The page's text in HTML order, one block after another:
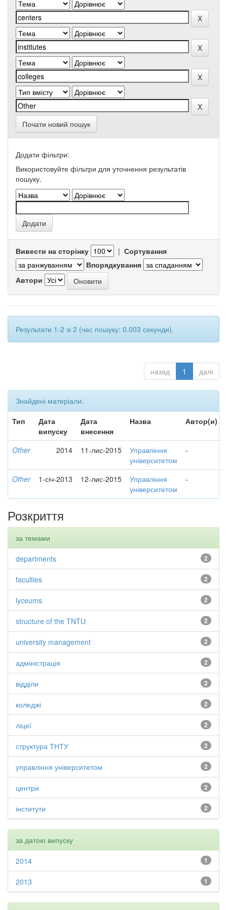
Почати новий пошук
Додати фільтри:
Використовуйте фільтри для уточнення результатів
пошуку.
Вивести на сторінку | Сортування
Впорядкування
Автори
Результати 1-2 зі 2 (час пошуку: 0.003 секунди).
назад 1 далі
Знайдені матеріали:
Тип
Дата
випуску
Дата
внесення
Назва Автор(и)
Other 2014 11-лис-2015
Управління
університетом
-
Other 1-січ-2013 12-лис-2015
Управління
університетом
-
Розкриття
за темами
2
departments
2
faculties
2
lyceums
2
structure of the TNTU
2
university management
2
адміністрація
2
відділи
2
коледжі
2
ліцеї
2
структура ТНТУ
2
управління університетом
2
центри
2
інститути
за датою випуску
1
2014
1
2013